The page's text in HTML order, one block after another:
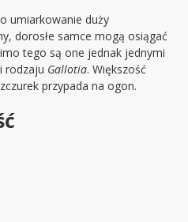
umiarkowanie duży
dorosłe samce mogą osiągać
tego są one jednak jednymi
rodzaju Gallotia. Większość
przypada na ogon.